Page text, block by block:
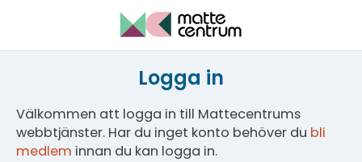
Logga in
Välkommen att logga in till Mattecentrums
webbtjänster. Har du inget konto behöver du bli
medlem innan du kan logga in.